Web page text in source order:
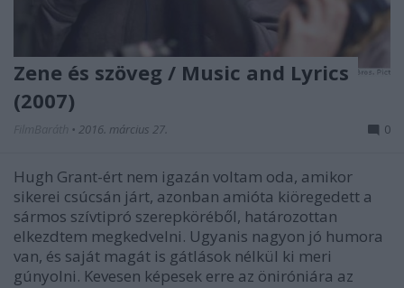
Zene és szöveg / Music and Lyrics
(2007)
• 2016. március 27. 0
Hugh Grant-ért nem igazán voltam oda, amikor
sikerei csúcsán járt, azonban amióta kiöregedett a
sármos szívtipró szerepköréből, határozottan
elkezdtem megkedvelni. Ugyanis nagyon jó humora
van, és saját magát is gátlások nélkül ki meri
gúnyolni. Kevesen képesek erre az öniróniára az